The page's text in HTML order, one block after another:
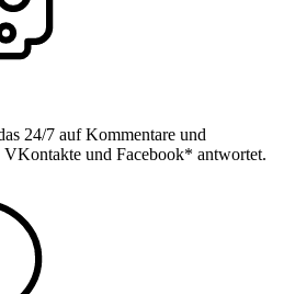
24/7 auf Kommentare und
und Facebook* antwortet.